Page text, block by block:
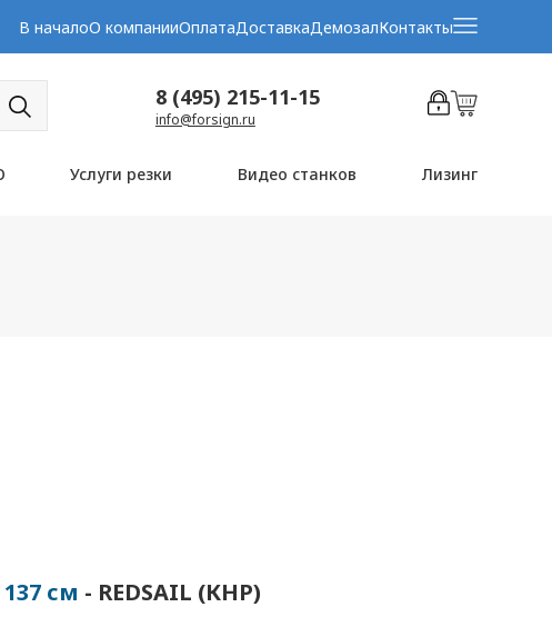
В началоО компанииОплатаДоставкаДемозалКонтакты
8 (495) 215-11-15
info@forsign.ru
Услуги резки Видео станков Лизинг
см - REDSAIL (КНР)